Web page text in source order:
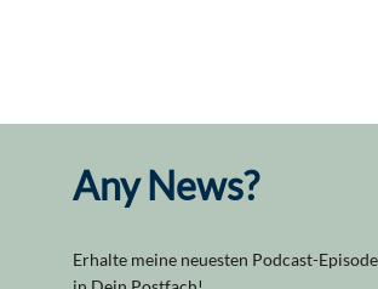
Any News?
Erhalte meine neuesten Podcast-